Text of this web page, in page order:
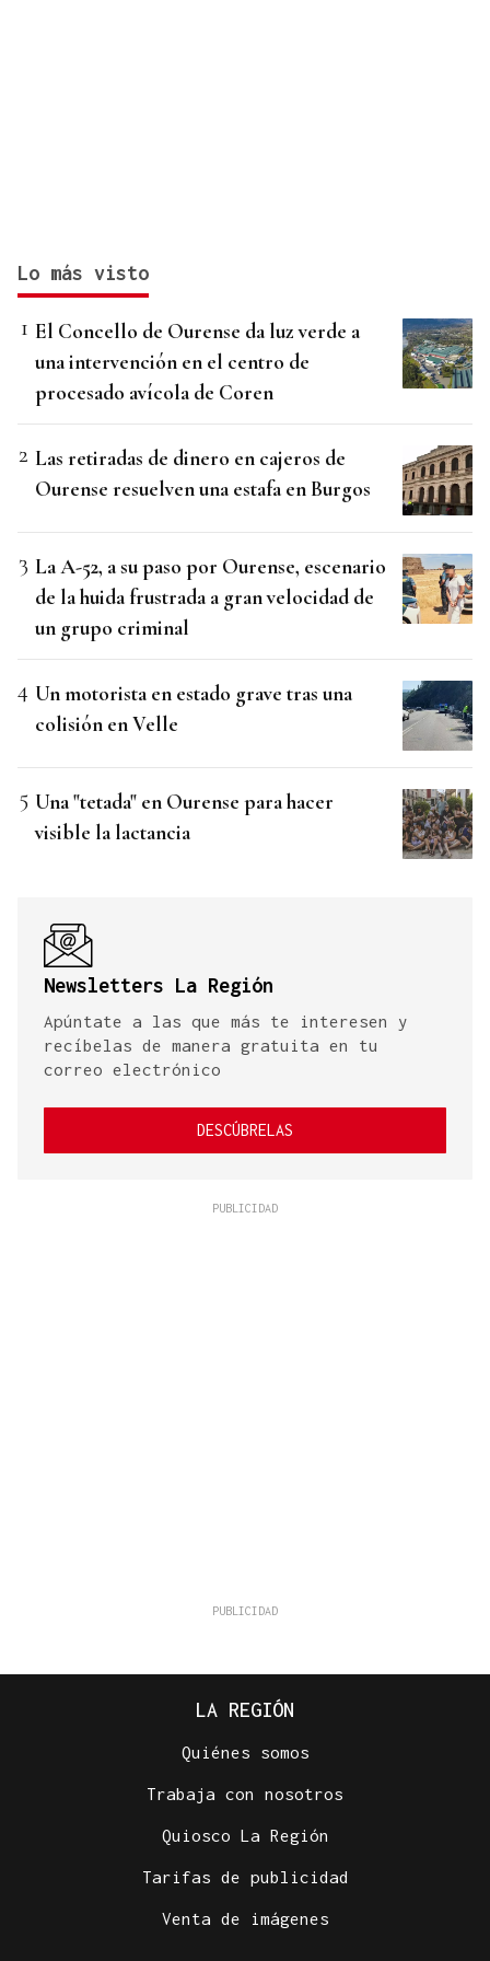
Lo más visto
El Concello de Ourense da luz verde a
una intervención en el centro de
procesado avícola de Coren
Las retiradas de dinero en cajeros de
Ourense resuelven una estafa en Burgos
La A-52, a su paso por Ourense, escenario
de la huida frustrada a gran velocidad de
un grupo criminal
Un motorista en estado grave tras una
colisión en Velle
Una "tetada" en Ourense para hacer
visible la lactancia
Newsletters La Región
Apúntate a las que más te interesen y
recíbelas de manera gratuita en tu
correo electrónico
DESCÚBRELAS
LA REGIÓN
Quiénes somos
Trabaja con nosotros
Quiosco La Región
Tarifas de publicidad
Venta de imágenes